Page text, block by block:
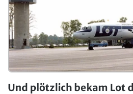
Und plötzlich bekam Lot